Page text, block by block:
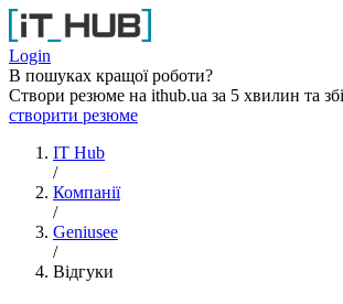
Перейти до основного вмісту
Login
В пошуках кращої роботи?
Створи резюме на ithub.ua за 5 хвилин та
створити резюме
IT Hub
/
Компанії
/
Geniusee
/
Відгуки